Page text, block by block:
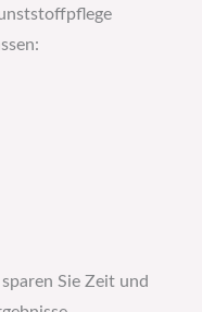
Sie Zeit und